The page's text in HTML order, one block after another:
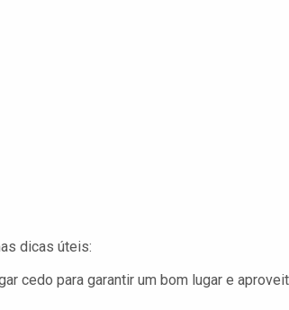
dicas úteis:
cedo para garantir um bom lugar e